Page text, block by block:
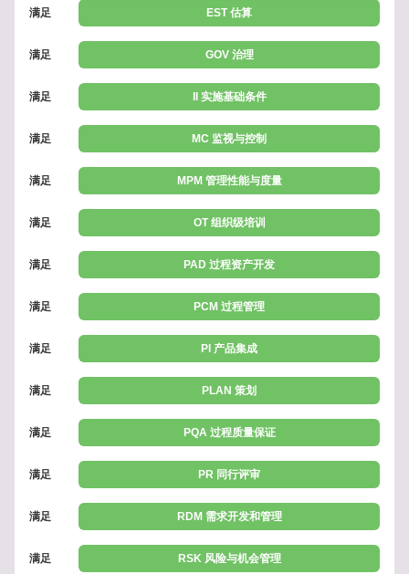
满足 EST 估算
满足 GOV 治理
满足 II 实施基础条件
满足 MC 监视与控制
满足 MPM 管理性能与度量
满足 OT 组织级培训
满足 PAD 过程资产开发
满足 PCM 过程管理
满足 PI 产品集成
满足 PLAN 策划
满足 PQA 过程质量保证
满足 PR 同行评审
满足 RDM 需求开发和管理
满足 RSK 风险与机会管理